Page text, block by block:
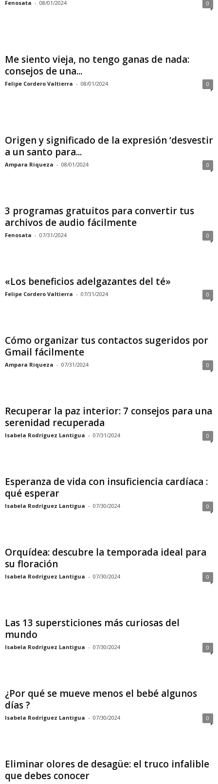
Fenosata - 08/01/2024 0
Me siento vieja, no tengo ganas de nada:
consejos de una...
Felipe Cordero Valtierra - 08/01/2024 0
Origen y significado de la expresión ‘desvestir
a un santo para...
Ampara Riqueza - 08/01/2024 0
3 programas gratuitos para convertir tus
archivos de audio fácilmente
Fenosata - 07/31/2024 0
«Los beneficios adelgazantes del té»
Felipe Cordero Valtierra - 07/31/2024 0
Cómo organizar tus contactos sugeridos por
Gmail fácilmente
Ampara Riqueza - 07/31/2024 0
Recuperar la paz interior: 7 consejos para una
serenidad recuperada
Isabela Rodríguez Lantigua - 07/31/2024 0
Esperanza de vida con insuficiencia cardíaca :
qué esperar
Isabela Rodríguez Lantigua - 07/30/2024 0
Orquídea: descubre la temporada ideal para
su floración
Isabela Rodríguez Lantigua - 07/30/2024 0
Las 13 supersticiones más curiosas del
mundo
Isabela Rodríguez Lantigua - 07/30/2024 0
¿Por qué se mueve menos el bebé algunos
días ?
Isabela Rodríguez Lantigua - 07/30/2024 0
Eliminar olores de desagüe: el truco infalible
que debes conocer